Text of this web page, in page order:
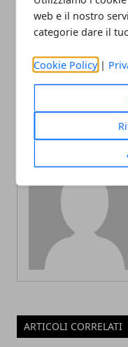
web e il nostro
categorie dare il
Cookie Policy |
AntaresRent - Noleggio
flotte aziendali a Parma
ARTICOLI CORRELATI